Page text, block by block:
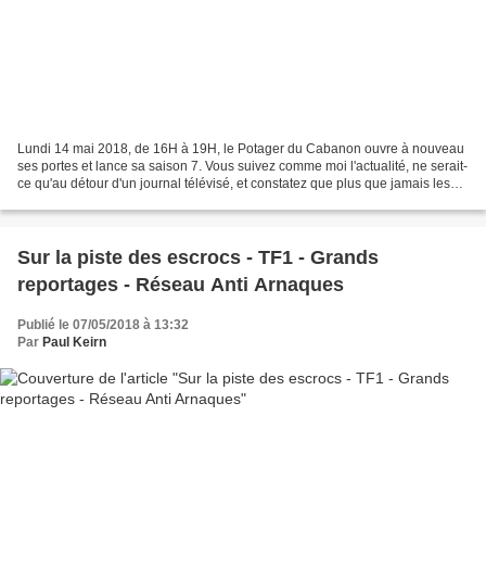
Lundi 14 mai 2018, de 16H à 19H, le Potager du Cabanon ouvre à nouveau
ses portes et lance sa saison 7. Vous suivez comme moi l'actualité, ne serait-
ce qu'au détour d'un journal télévisé, et constatez que plus que jamais les
Sur la piste des escrocs - TF1 - Grands
reportages - Réseau Anti Arnaques
Publié le 07/05/2018 à 13:32
Par Paul Keirn